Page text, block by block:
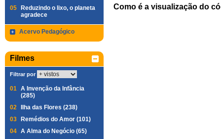
05
Reduzindo o lixo, o planeta
agradece
Acervo Pedagógico
Filmes
Filtrar por
01 A Invenção da Infância
(285)
02
Ilha das Flores (238)
03
Remédios do Amor (101)
04 A Alma do Negócio (65)
Como é a visualização do